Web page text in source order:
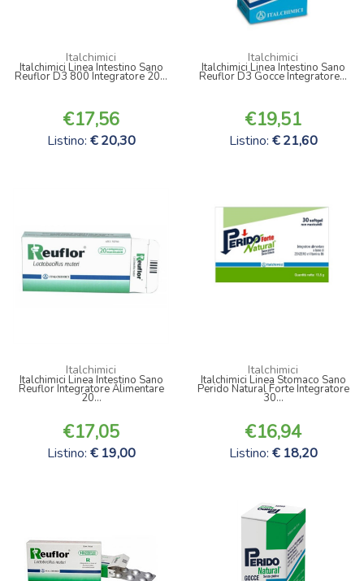
Italchimici
Italchimici Linea Intestino Sano
Reuflor D3 800 Integratore 20...
17,56
Listino: 20,30
Italchimici
Italchimici Linea Intestino Sano
Reuflor D3 Gocce Integratore...
19,51
Listino: 21,60
Italchimici
Italchimici Linea Intestino Sano
Reuflor Integratore Alimentare
20...
17,05
Listino: 19,00
Italchimici
Italchimici Linea Stomaco Sano
Perido Natural Forte Integratore
30...
16,94
Listino: 18,20